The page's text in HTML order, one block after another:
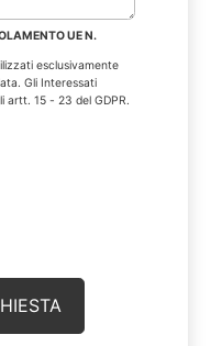
UE N.
esclusivamente
Gli Interessati
artt. 15 - 23 del GDPR.